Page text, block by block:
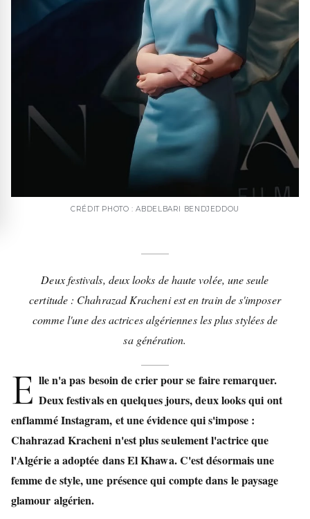
CRÉDIT PHOTO : ABDELBARI BENDJEDDOU
Deux festivals, deux looks de haute volée, une seule
certitude : Chahrazad Kracheni est en train de s'imposer
comme l'une des actrices algériennes les plus stylées de
sa génération.
E lle n'a pas besoin de crier pour se faire remarquer.
Deux festivals en quelques jours, deux looks qui ont
enflammé Instagram, et une évidence qui s'impose :
Chahrazad Kracheni n'est plus seulement l'actrice que
l'Algérie a adoptée dans El Khawa. C'est désormais une
femme de style, une présence qui compte dans le paysage
glamour algérien.